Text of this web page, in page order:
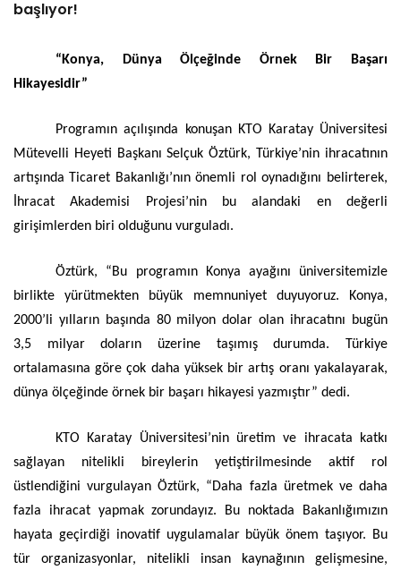
başlıyor!
“Konya, Dünya Ölçeğinde Örnek Bir Başarı
Hikayesidir”
Programın açılışında konuşan KTO Karatay Üniversitesi
Mütevelli Heyeti Başkanı Selçuk Öztürk, Türkiye’nin ihracatının
artışında Ticaret Bakanlığı’nın önemli rol oynadığını belirterek,
İhracat Akademisi Projesi’nin bu alandaki en değerli
girişimlerden biri olduğunu vurguladı.
Öztürk, “Bu programın Konya ayağını üniversitemizle
birlikte yürütmekten büyük memnuniyet duyuyoruz. Konya,
2000’li yılların başında 80 milyon dolar olan ihracatını bugün
3,5 milyar doların üzerine taşımış durumda. Türkiye
ortalamasına göre çok daha yüksek bir artış oranı yakalayarak,
dünya ölçeğinde örnek bir başarı hikayesi yazmıştır” dedi.
KTO Karatay Üniversitesi’nin üretim ve ihracata katkı
sağlayan nitelikli bireylerin yetiştirilmesinde aktif rol
üstlendiğini vurgulayan Öztürk, “Daha fazla üretmek ve daha
fazla ihracat yapmak zorundayız. Bu noktada Bakanlığımızın
hayata geçirdiği inovatif uygulamalar büyük önem taşıyor. Bu
tür organizasyonlar, nitelikli insan kaynağının gelişmesine,